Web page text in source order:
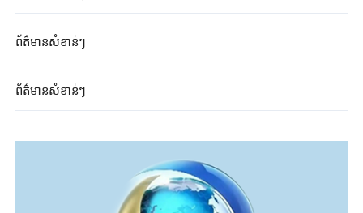
ព័ត៌មាន​សំខាន់ៗ
ព័ត៌មាន​សំខាន់ៗ